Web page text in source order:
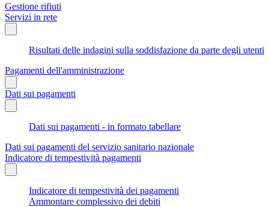
Gestione rifiuti
Servizi in rete
Risultati delle indagini sulla soddisfazione da parte degli utenti
Pagamenti dell'amministrazione
Dati sui pagamenti
Dati sui pagamenti - in formato tabellare
Dati sui pagamenti del servizio sanitario nazionale
Indicatore di tempestività pagamenti
Indicatore di tempestività dei pagamenti
Ammontare complessivo dei debiti